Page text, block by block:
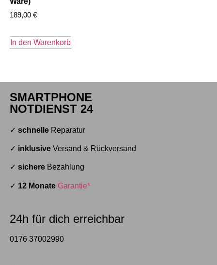
189,00 €
In den Warenkorb
SMARTPHONE
NOTDIENST 24
✓ schnelle Reparatur
✓ inklusive Versand & Rückversand
✓ sichere Bezahlung
✓ 12 Monate Garantie*
24h für dich erreichbar
0176 37002990